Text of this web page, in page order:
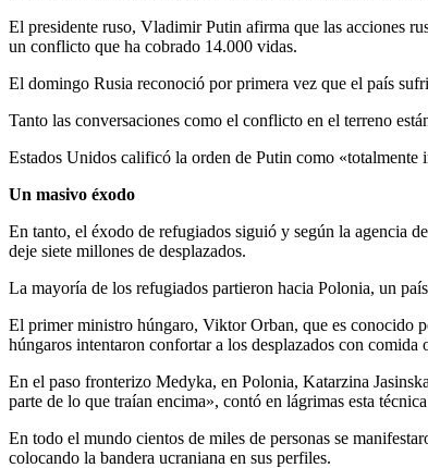
El presidente ruso, Vladimir Putin afirma que las acciones
un conflicto que ha cobrado 14.000 vidas.
El domingo Rusia reconoció por primera vez que el país
Tanto las conversaciones como el conflicto en el terreno
Estados Unidos calificó la orden de Putin como
Un masivo éxodo
En tanto, el éxodo de refugiados siguió y según la agencia
deje siete millones de desplazados.
La mayoría de los refugiados partieron hacia Polonia, un
El primer ministro húngaro, Viktor Orban, que es conocido
húngaros intentaron confortar a los desplazados con comida
En el paso fronterizo Medyka, en Polonia, Katarzina
parte de lo que traían encima», contó en lágrimas esta
En todo el mundo cientos de miles de personas se
colocando la bandera ucraniana en sus perfiles.